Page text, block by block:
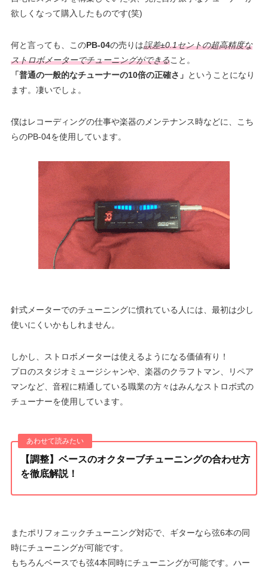
欲しくなって購入したものです(笑)
何と言っても、このPB-04の売りは誤差±0.1セントの超高精度な
ストロボメーターでチューニングができること。
「普通の一般的なチューナーの10倍の正確さ」 ということになり
ます。凄いでしょ。
僕はレコーディングの仕事や楽器のメンテナンス時などに、こち
らのPB-04を使用しています。
針式メーターでのチューニングに慣れている人には、最初は少し
使いにくいかもしれません。
しかし、ストロボメーターは使えるようになる価値有り！
プロのスタジオミュージシャンや、楽器のクラフトマン、リペア
マンなど、音程に精通している職業の方々はみんなストロボ式の
チューナーを使用しています。
【調整】ベースのオクターブチューニングの合わせ方
を徹底解説！
またポリフォニックチューニング対応で、ギターなら弦6本の同
時にチューニングが可能です。
もちろんベースでも弦4本同時にチューニングが可能です。ハー